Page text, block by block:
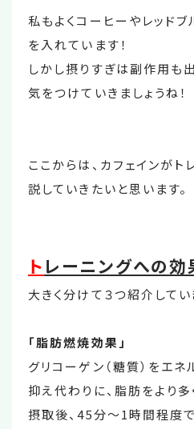
私もよくコーヒーやレッド
を入れています！
しかし摂りすぎは副作用も
気をつけていきましょうね！
ここからは、カフェインが
説していきたいと思います。
ト レーニングへの効
大きく分けて３つ紹介してい
「脂肪燃焼効果」
グリコーゲン（糖質）をエ
抑え代わりに、脂肪をより多
摂取後、45分～1時間程度